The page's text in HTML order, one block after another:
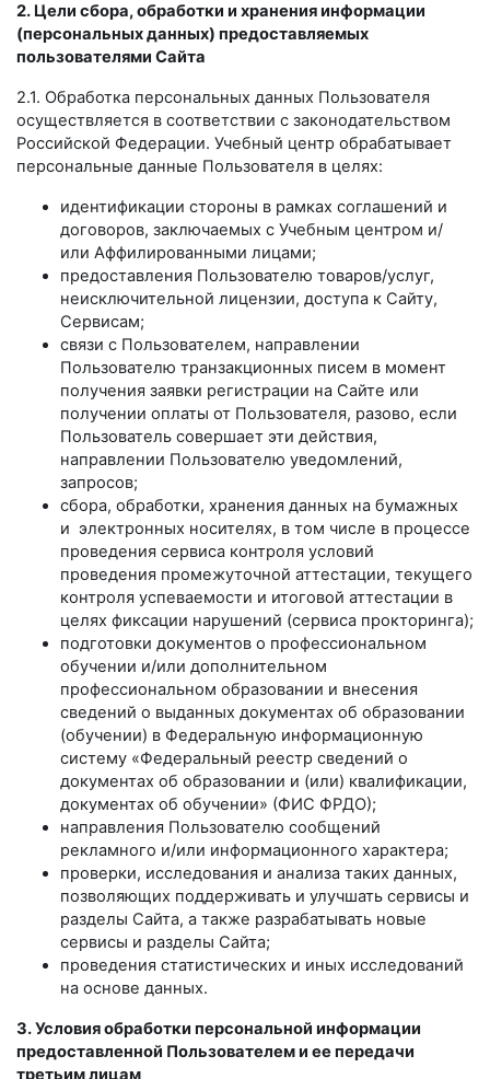
2. Цели сбора, обработки и хранения информации
(персональных данных) предоставляемых
пользователями Сайта
2.1. Обработка персональных данных Пользователя
осуществляется в соответствии с законодательством
Российской Федерации. Учебный центр обрабатывает
персональные данные Пользователя в целях:
идентификации стороны в рамках соглашений и
договоров, заключаемых с Учебным центром и/
или Аффилированными лицами;
предоставления Пользователю товаров/услуг,
неисключительной лицензии, доступа к Сайту,
Сервисам;
связи с Пользователем, направлении
Пользователю транзакционных писем в момент
получения заявки регистрации на Сайте или
получении оплаты от Пользователя, разово, если
Пользователь совершает эти действия,
направлении Пользователю уведомлений,
запросов;
сбора, обработки, хранения данных на бумажных
и электронных носителях, в том числе в процессе
проведения сервиса контроля условий
проведения промежуточной аттестации, текущего
контроля успеваемости и итоговой аттестации в
целях фиксации нарушений (сервиса прокторинга);
подготовки документов о профессиональном
обучении и/или дополнительном
профессиональном образовании и внесения
сведений о выданных документах об образовании
(обучении) в Федеральную информационную
систему «Федеральный реестр сведений о
документах об образовании и (или) квалификации,
документах об обучении» (ФИС ФРДО);
направления Пользователю сообщений
рекламного и/или информационного характера;
проверки, исследования и анализа таких данных,
позволяющих поддерживать и улучшать сервисы и
разделы Сайта, а также разрабатывать новые
сервисы и разделы Сайта;
проведения статистических и иных исследований
на основе данных.
3. Условия обработки персональной информации
предоставленной Пользователем и ее передачи
третьим лицам